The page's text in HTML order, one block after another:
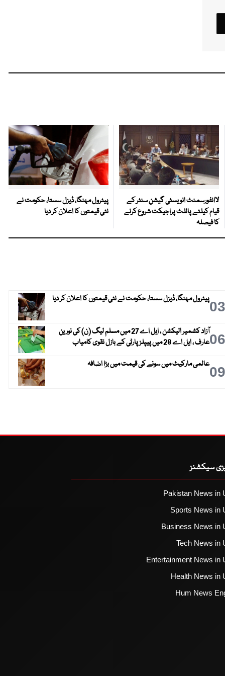
لاانفورسمنٹ انویسٹی گیشن سنٹر کے
قیام کیلئے پائلٹ پراجیکٹ شروع کرنے
کا فیصلہ
پیٹرول مہنگا، ڈیزل سستا، حکومت نے
نئی قیمتوں کا اعلان کر دیا
03پیٹرول مہنگا، ڈیزل سستا، حکومت نے نئی قیمتوں کا اعلان کر دیا
06
آزاد کشمیر الیکشن ، ایل اے 27 میں مسلم لیگ (ن) کی نورین
عارف ، ایل اے 28 میں پیپلز پارٹی کے بازل نقوی کامیاب
09عالمی مارکیٹ میں سونے کی قیمت میں بڑا اضافہ
سیکشنز
Pakistan News in
Sports News in
Business News in
Tech News in
Entertainment News in
Health News in
Hum News